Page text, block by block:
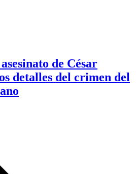
de César
detalles del crimen del